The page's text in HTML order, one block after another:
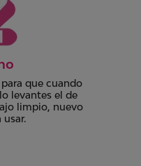
que cuando
levantes el de
limpio, nuevo